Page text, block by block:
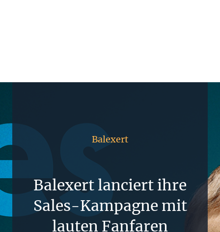
Balexert
Balexert lanciert ihre
Sales-Kampagne mit
lauten Fanfaren